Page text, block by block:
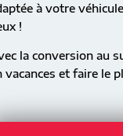
à votre
!
la conversion au
vacances et faire le